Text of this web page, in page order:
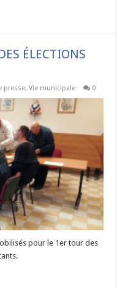
ÉLECTIONS
presse,Vie municipale 0
pour le 1er tour des